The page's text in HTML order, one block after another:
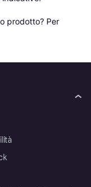
prodotto? Per